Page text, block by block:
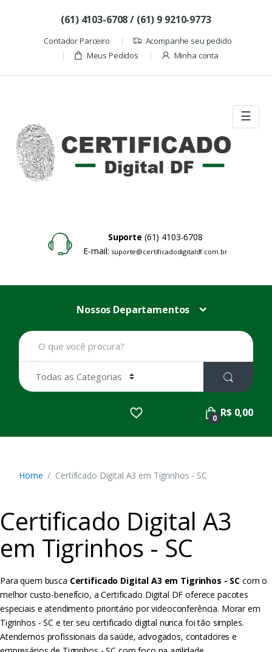
(61) 4103-6708 / (61) 9 9210-9773
Contador Parceiro
Acompanhe seu pedido
Meus Pedidos
Minha conta
☰
Suporte (61) 4103-6708
E-mail: suporte@certificadodigitaldf.com.br
Nossos Departamentos
B
u
a
r
:
0 R$ 0,00
Home Certificado Digital A3 em Tigrinhos - SC
Certificado Digital A3
em Tigrinhos - SC
Para quem busca Certificado Digital A3 em Tigrinhos - SC com o
melhor custo-benefício, a Certificado Digital DF oferece pacotes
especiais e atendimento prioritário por videoconferência. Morar em
Tigrinhos - SC e ter seu certificado digital nunca foi tão simples.
Atendemos profissionais da saúde, advogados, contadores e